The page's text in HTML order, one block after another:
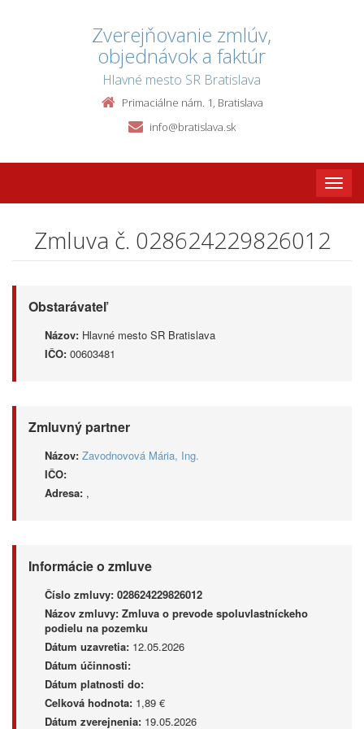
Zverejňovanie zmlúv,
objednávok a faktúr
Hlavné mesto SR Bratislava
Primaciálne nám. 1, Bratislava
info@bratislava.sk
Toggle
Zmluva č. 028624229826012
Obstarávateľ
Názov: Hlavné mesto SR Bratislava
IČO: 00603481
Zmluvný partner
Názov: Zavodnovová Mária, Ing.
IČO:
Adresa: ,
Informácie o zmluve
Číslo zmluvy: 028624229826012
Názov zmluvy: Zmluva o prevode spoluvlastníckeho
podielu na pozemku
Dátum uzavretia: 12.05.2026
Dátum účinnosti:
Dátum platnosti do:
Celková hodnota: 1,89 €
Dátum zverejnenia: 19.05.2026